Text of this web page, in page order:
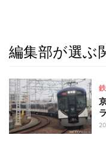
編集部が選ぶ